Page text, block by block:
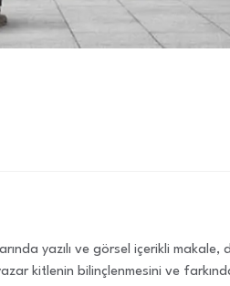
yazılı ve görsel içerikli makale,
kitlenin bilinçlenmesini ve